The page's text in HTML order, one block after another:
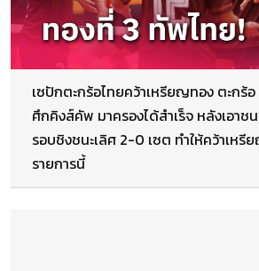
เซปักตะกร้อไทยคว้าเหรียญทอง ตะกร้
ศึกคิงส์คัพ มาครองได้สำเร็จ หลังเอาช
รอบชิงชนะเลิศ 2-0 เซต ทำให้คว้าเหรี
รายการนี้